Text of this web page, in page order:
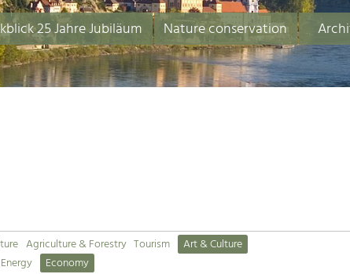
25 Jahre Jubiläum Nature conservation
Agriculture & Forestry Tourism
Art & Culture
Economy